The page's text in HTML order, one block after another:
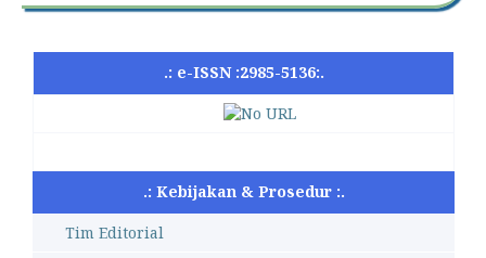
.: e-ISSN :2985-5136:.
.: Kebijakan & Prosedur :.
Tim Editorial